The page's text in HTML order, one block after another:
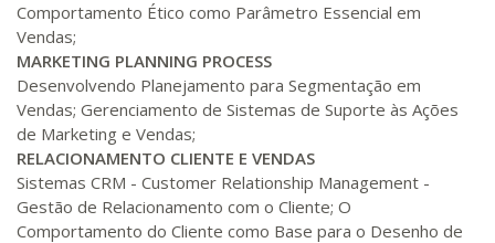
240 H
260 H 33 dias
R$ 1.288,78
280 H 35dias 120dias
R$ 1.387,93
Matricular
Comportamento Ético como Parâmetro Essencial em
Vendas;
MARKETING PLANNING PROCESS
Desenvolvendo Planejamento para Segmentação em
Vendas; Gerenciamento de Sistemas de Suporte às Ações
de Marketing e Vendas;
RELACIONAMENTO CLIENTE E VENDAS
Sistemas CRM - Customer Relationship Management -
Gestão de Relacionamento com o Cliente; O
Comportamento do Cliente como Base para o Desenho de